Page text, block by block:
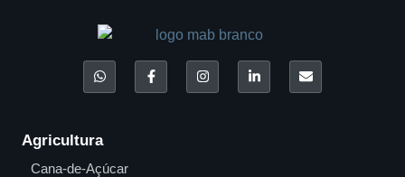
Agricultura
Cana-de-Açúcar